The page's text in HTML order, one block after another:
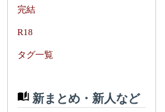
完結
R18
タグ一覧
新まとめ・新人など